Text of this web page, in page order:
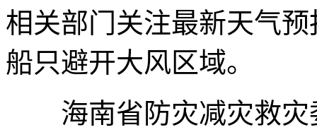
相关部门关注最新天气
船只避开大风区域。
海南省防灾减灾救灾